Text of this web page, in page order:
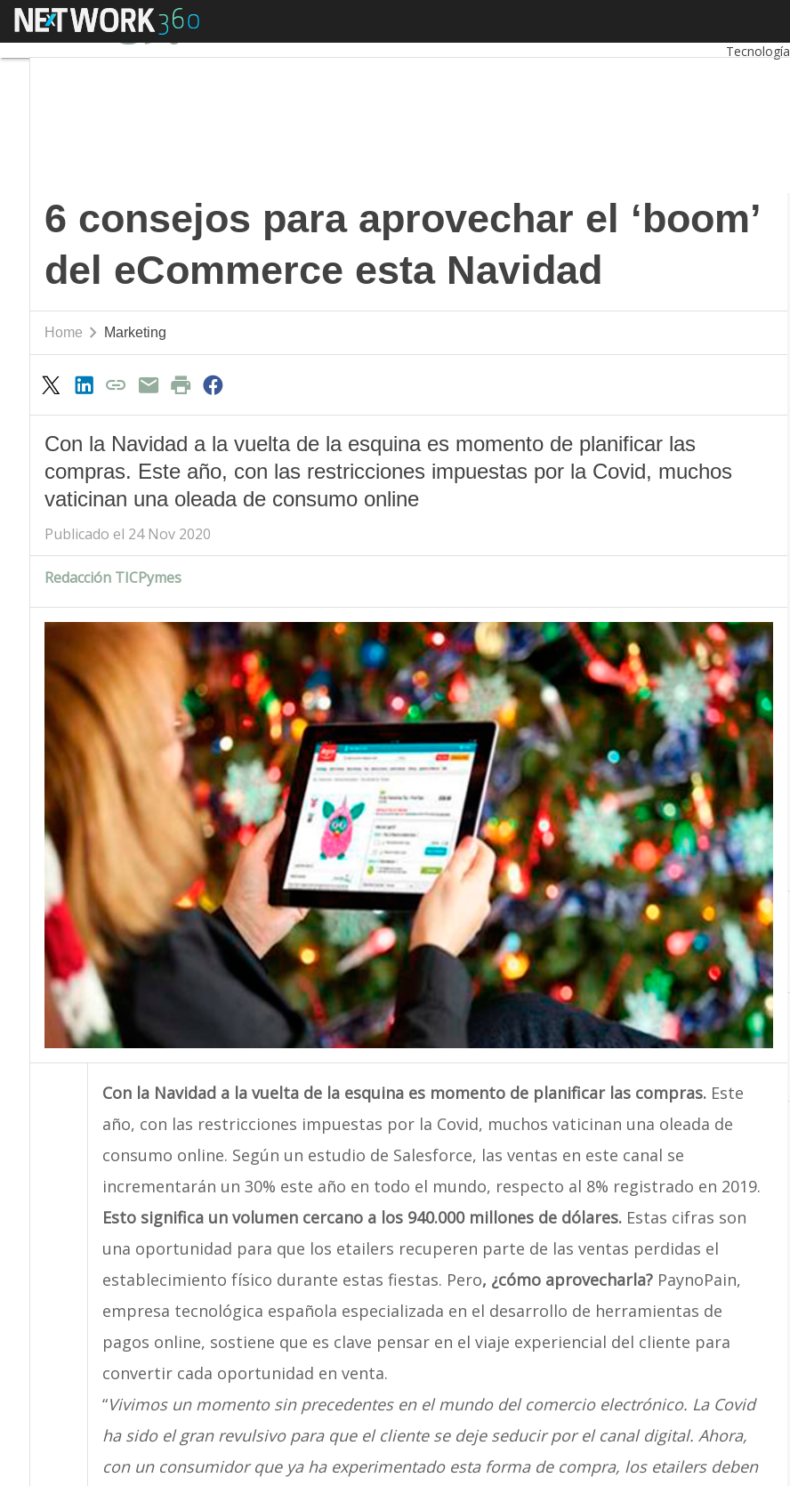
Menú
Tecnología
6 consejos para aprovechar el ‘boom’
del eCommerce esta Navidad
Home Marketing
Con la Navidad a la vuelta de la esquina es momento de planificar las
compras. Este año, con las restricciones impuestas por la Covid, muchos
vaticinan una oleada de consumo online
Publicado el 24 Nov 2020
Redacción TICPymes
Con la Navidad a la vuelta de la esquina es momento de planificar las compras. Este
año, con las restricciones impuestas por la Covid, muchos vaticinan una oleada de
consumo online. Según un estudio de Salesforce, las ventas en este canal se
incrementarán un 30% este año en todo el mundo, respecto al 8% registrado en 2019.
Esto significa un volumen cercano a los 940.000 millones de dólares. Estas cifras son
una oportunidad para que los etailers recuperen parte de las ventas perdidas el
establecimiento físico durante estas fiestas. Pero, ¿cómo aprovecharla? PaynoPain,
empresa tecnológica española especializada en el desarrollo de herramientas de
pagos online, sostiene que es clave pensar en el viaje experiencial del cliente para
convertir cada oportunidad en venta.
“Vivimos un momento sin precedentes en el mundo del comercio electrónico. La Covid
ha sido el gran revulsivo para que el cliente se deje seducir por el canal digital. Ahora,
con un consumidor que ya ha experimentado esta forma de compra, los etailers deben
C
Comercio